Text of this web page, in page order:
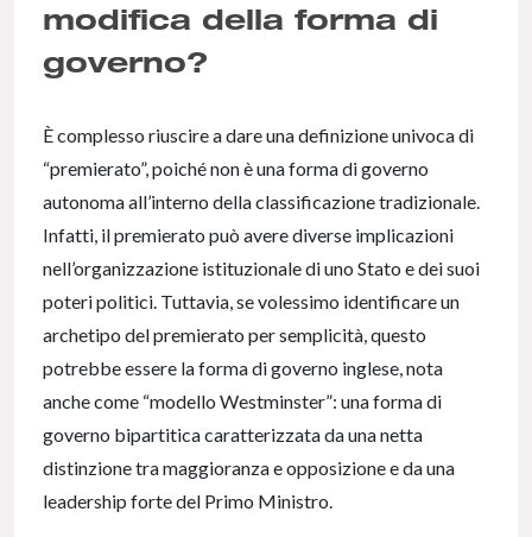
modifica della forma di
governo?
È complesso riuscire a dare una definizione univoca di
“premierato”, poiché non è una forma di governo
autonoma all’interno della classificazione tradizionale.
Infatti, il premierato può avere diverse implicazioni
nell’organizzazione istituzionale di uno Stato e dei suoi
poteri politici. Tuttavia, se volessimo identificare un
archetipo del premierato per semplicità, questo
potrebbe essere la forma di governo inglese, nota
anche come “modello Westminster”: una forma di
governo bipartitica caratterizzata da una netta
distinzione tra maggioranza e opposizione e da una
leadership forte del Primo Ministro.